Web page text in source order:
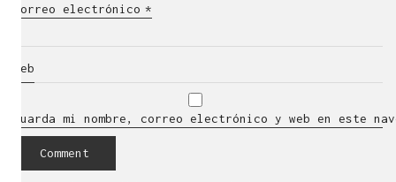
Correo electrónico *
Web
Guarda mi nombre, correo electrónico y web en este